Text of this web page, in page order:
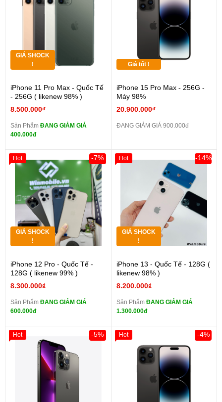
GIÁ SHOCK
!
iPhone 11 Pro Max - Quốc Tế
- 256G ( likenew 98% )
8.500.000₫
Sản Phẩm ĐANG GIẢM GIÁ
400.000đ
Giá tốt !
iPhone 15 Pro Max - 256G -
Máy 98%
20.900.000₫
ĐANG GIẢM GIÁ 900.000đ
GIÁ SHOCK
!
iPhone 12 Pro - Quốc Tế -
128G ( likenew 99% )
8.300.000₫
-7%
Sản Phẩm ĐANG GIẢM GIÁ
600.000đ
Hot
GIÁ SHOCK
!
iPhone 13 - Quốc Tế - 128G (
likenew 98% )
8.200.000₫
-14%
Sản Phẩm ĐANG GIẢM GIÁ
1.300.000đ
Hot
-5%
Hot -4%
Hot